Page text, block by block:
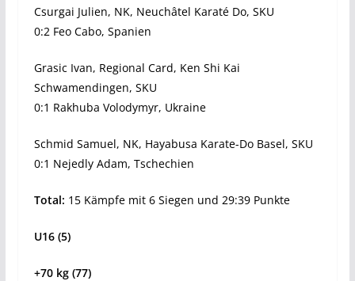
Csurgai Julien, NK, Neuchâtel Karaté Do, SKU
0:2 Feo Cabo, Spanien
Grasic Ivan, Regional Card, Ken Shi Kai
Schwamendingen, SKU
0:1 Rakhuba Volodymyr, Ukraine
Schmid Samuel, NK, Hayabusa Karate-Do Basel, SKU
0:1 Nejedly Adam, Tschechien
Total: 15 Kämpfe mit 6 Siegen und 29:39 Punkte
U16 (5)
+70 kg (77)